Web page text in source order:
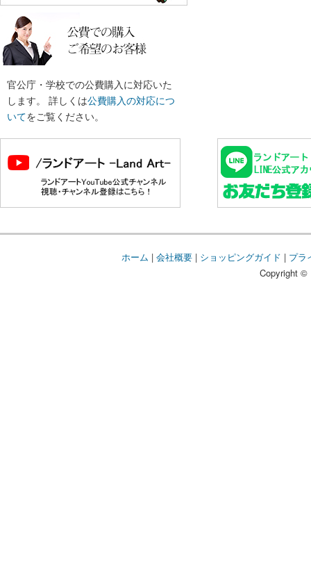
官公庁・学校での公費購入に対応いた
します。 詳しくは公費購入の対応につ
いてをご覧ください。
ホーム | 会社概要| ショッピングガイド | プラ
Copyright ©